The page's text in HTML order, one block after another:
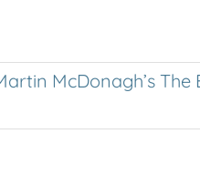
McDonagh’s